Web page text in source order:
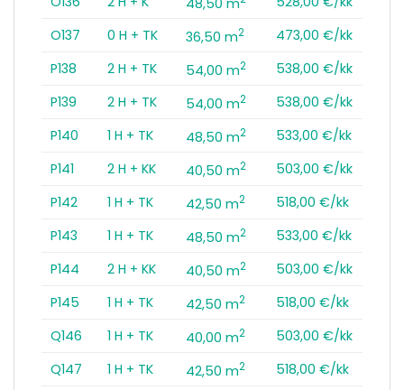
O137
0 H + TK 36,50 m2
473,00 €/kk
P138
2 H + TK 54,00 m2
538,00 €/kk
P139
2 H + TK 54,00 m2
538,00 €/kk
P140
1 H + TK 48,50 m2
533,00 €/kk
P141
2 H + KK 40,50 m2
503,00 €/kk
P142
1 H + TK 42,50 m2
518,00 €/kk
P143
1 H + TK 48,50 m2
533,00 €/kk
P144
2 H + KK 40,50 m2
503,00 €/kk
P145
1 H + TK 42,50 m2
518,00 €/kk
Q146
1 H + TK 40,00 m2
503,00 €/kk
Q147
1 H + TK 42,50 m2
518,00 €/kk